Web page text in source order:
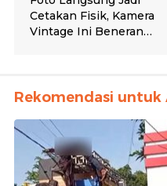
Rekomendasi untuk